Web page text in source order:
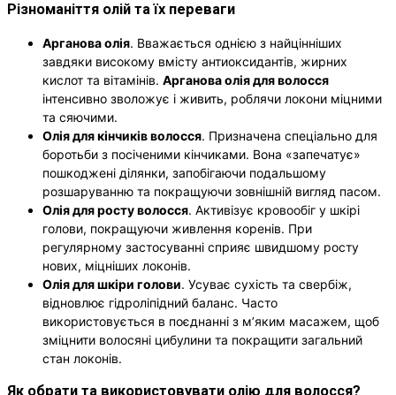
Різноманіття олій та їх переваги
Арганова олія. Вважається однією з найцінніших
завдяки високому вмісту антиоксидантів, жирних
кислот та вітамінів. Арганова олія для волосся
інтенсивно зволожує і живить, роблячи локони міцними
та сяючими.
Олія для кінчиків волосся. Призначена спеціально для
боротьби з посіченими кінчиками. Вона «запечатує»
пошкоджені ділянки, запобігаючи подальшому
розшаруванню та покращуючи зовнішній вигляд пасом.
Олія для росту волосся. Активізує кровообіг у шкірі
голови, покращуючи живлення коренів. При
регулярному застосуванні сприяє швидшому росту
нових, міцніших локонів.
Олія для шкіри голови. Усуває сухість та свербіж,
відновлює гідроліпідний баланс. Часто
використовується в поєднанні з м’яким масажем, щоб
зміцнити волосяні цибулини та покращити загальний
стан локонів.
Як обрати та використовувати олію для волосся?